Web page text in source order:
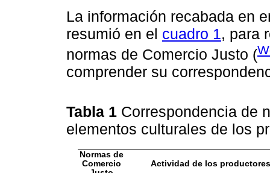
La información recabada en
resumió en el cuadro 1, para
normas de Comercio Justo (
comprender su
Tabla 1 Correspondencia de
elementos culturales de los
Normas de
Comercio
Actividad de los